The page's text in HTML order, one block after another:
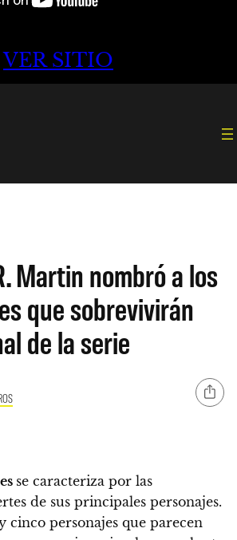
VER SITIO
Martin nombró a los
que sobrevivirán
de la serie
se caracteriza por las
de sus principales personajes.
cinco personajes que parecen